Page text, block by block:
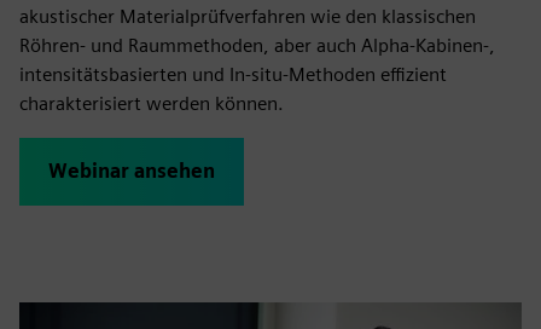
akustischer Materialprüfverfahren wie den klassischen
Röhren- und Raummethoden, aber auch Alpha-Kabinen-,
intensitätsbasierten und In-situ-Methoden effizient
charakterisiert werden können.
Webinar ansehen